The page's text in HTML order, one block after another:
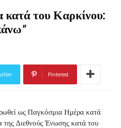
του Καρκίνου:
Pinterest
ως Παγκόσμια Ημέρα κατά
της Διεθνούς Ένωσης κατά του